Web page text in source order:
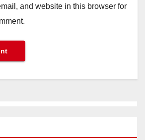
and website in this browser for